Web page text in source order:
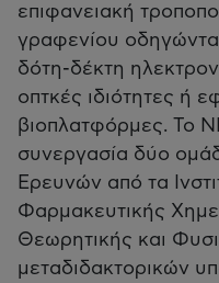
επιφανειακή
γραφενίου
δότη-δέκτη
οπτκές ιδιότητες ή
βιοπλατφόρμες. Το
συνεργασία δύο
Ερευνών από τα
Φαρμακευτικής
Θεωρητικής και
μεταδιδακτορικών